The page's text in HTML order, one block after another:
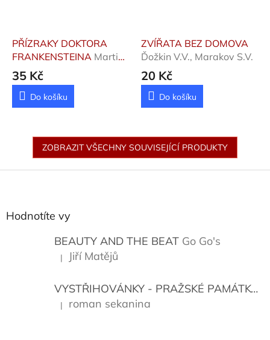
PŘÍZRAKY DOKTORA
FRANKENSTEINA Martin
Eduard
35 Kč
Do košíku
ZVÍŘATA BEZ DOMOVA
Ďožkin V.V., Marakov S.V.
20 Kč
Do košíku
ZOBRAZIT VŠECHNY SOUVISEJÍCÍ PRODUKTY
Hodnotíte vy
BEAUTY AND THE BEAT Go Go's
Hodnocení produktu je 5 z 5 hvězdiček.
| Jiří Matějů
VYSTŘIHOVÁNKY - PRAŽSKÉ PAMÁTKY
Hodnocení produktu je 5 z 5 hvězdiček.
| roman sekanina